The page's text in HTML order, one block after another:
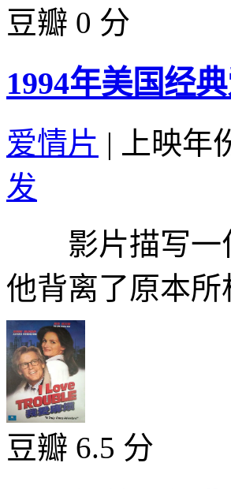
豆瓣 0 分
1994年美国经
爱情片 | 上映年
发
影片描写一位
他背离了原本
豆瓣 6.5 分